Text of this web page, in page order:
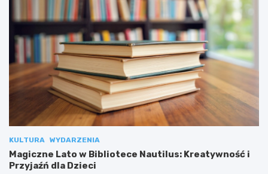
KULTURA WYDARZENIA
Magiczne Lato w Bibliotece Nautilus: Kreatywność i
Przyjaźń dla Dzieci